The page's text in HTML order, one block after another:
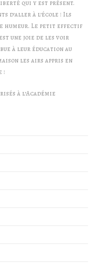
qui y est présent.
d’aller à l’école ! Ils
humeur. Le petit effectif
une joie de les voir
à leur éducation au
les airs appris en
!
à l’Académie